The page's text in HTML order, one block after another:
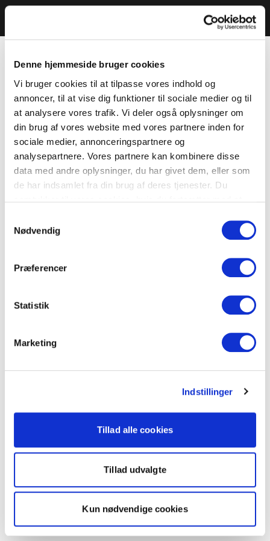
Denne hjemmeside bruger cookies
Vi bruger cookies til at tilpasse vores indhold og
annoncer, til at vise dig funktioner til sociale medier og til
at analysere vores trafik. Vi deler også oplysninger om
din brug af vores website med vores partnere inden for
sociale medier, annonceringspartnere og
analysepartnere. Vores partnere kan kombinere disse
data med andre oplysninger, du har givet dem, eller som
de har indsamlet fra din brug af deres tjenester. Du
Nødvendig
Præferencer
Statistik
Marketing
Indstillinger
Tillad alle cookies
Tillad udvalgte
Kun nødvendige cookies